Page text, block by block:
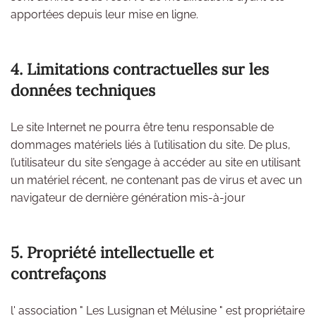
apportées depuis leur mise en ligne.
4. Limitations contractuelles sur les
données techniques
Le site Internet ne pourra être tenu responsable de
dommages matériels liés à l’utilisation du site. De plus,
l’utilisateur du site s’engage à accéder au site en utilisant
un matériel récent, ne contenant pas de virus et avec un
navigateur de dernière génération mis-à-jour
5. Propriété intellectuelle et
contrefaçons
l' association " Les Lusignan et Mélusine " est propriétaire